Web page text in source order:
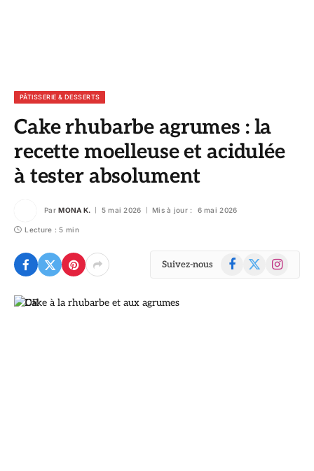
PÂTISSERIE & DESSERTS
Cake rhubarbe agrumes : la
recette moelleuse et acidulée
à tester absolument
Par MONA K. 5 mai 2026 Mis à jour : 6 mai 2026
Lecture : 5 min
Suivez-nous Facebook
X
Instagram
© DR